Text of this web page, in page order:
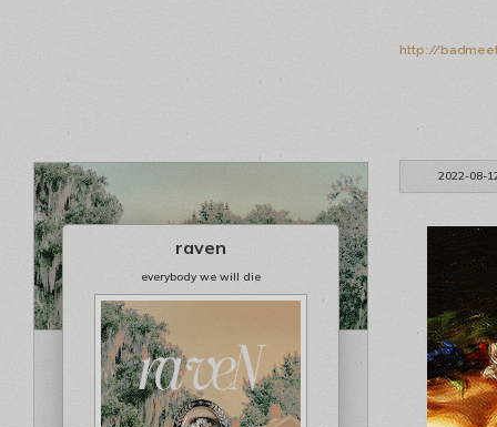
http://
2022-08-
raven
everybody we will die